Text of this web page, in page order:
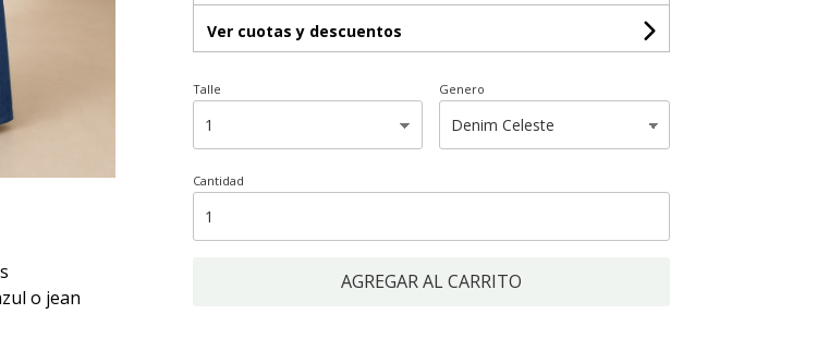
o jean
Ver cuotas y descuentos
Talle Genero
Cantidad
AGREGAR AL CARRITO